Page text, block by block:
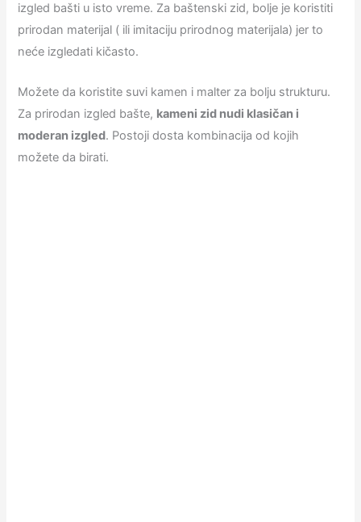
izgled bašti u isto vreme. Za baštenski zid, bolje je koristiti
prirodan materijal ( ili imitaciju prirodnog materijala) jer to
neće izgledati kičasto.
Možete da koristite suvi kamen i malter za bolju strukturu.
Za prirodan izgled bašte, kameni zid nudi klasičan i
moderan izgled. Postoji dosta kombinacija od kojih
možete da birati.